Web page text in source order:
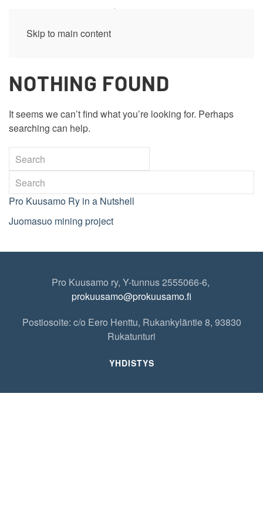
Skip to main content
NOTHING FOUND
It seems we can’t find what you’re looking for. Perhaps
searching can help.
Pro Kuusamo Ry in a Nutshell
Juomasuo mining project
Pro Kuusamo ry, Y-tunnus 2555066-6,
prokuusamo@prokuusamo.fi
Postiosoite: c/o Eero Henttu, Rukankyläntie 8, 93830
Rukatunturi
YHDISTYS